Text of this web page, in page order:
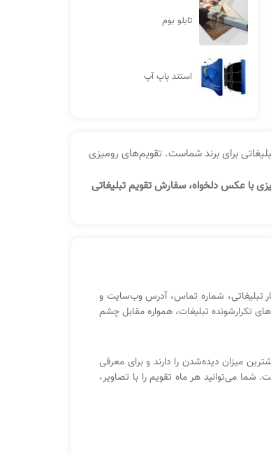
تابلو بوم
استند پاپ آپ
برای برند شماست. تقویم‌های رومیزی
با عکس دلخواه، سفارش تقویم تبلیغاتی
تبلیغاتی، شماره تماس، آدرس وب‌سایت و
تکرارشونده تبلیغات، همواره مقابل چشم
میزان دیده‌شدن را دارند و برای معرفی
می‌توانید هر ماه تقویم را با تصاویر،